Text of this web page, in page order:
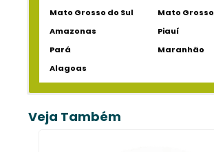
Mato Grosso do Sul
Mato Grosso
Amazonas
Piauí
Pará
Maranhão
Alagoas
Veja Também